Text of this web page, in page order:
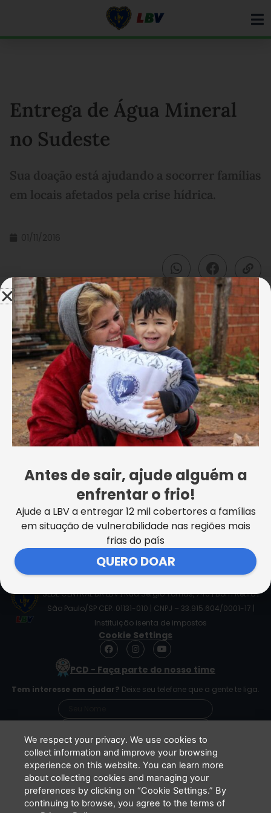
Entrega de Água Mineral
no Sudeste
Sua doação está ajudando a socorrer famílias
em locais afetados pela crise hídrica.
01/11/2016
SEDE CENTRAL DA LBV | Rua Sérgio Tomás, 740 | Bom Retiro |
São Paulo/SP CEP: 01131-010 | CNPJ – 33.915.604/0001-17 |
Instituição isenta de impostos
Cookie Settings
F
a
e
o
o
I
n
s
t
g
r
m
Y
o
t
b
e
PCD - Faça parte do nosso time
Tem interesse em ajudar? Deixe seu telefone que a gente te liga.
Li e concordo que minhas informações serão
tratadas de acordo com oAviso de Privacidade
da LBV
ENVIAR
We respect your privacy. We use cookies to
collect information and improve your browsing
experience on this website. You can learn more
about collecting cookies and managing your
preferences by clicking on “Cookie Settings.” By
continuing to browse, you agree to the terms of
Antes de sair, ajude alguém a
enfrentar o frio!
Ajude a LBV a entregar 12 mil cobertores a famílias
em situação de vulnerabilidade nas regiões mais
frias do país
QUERO DOAR